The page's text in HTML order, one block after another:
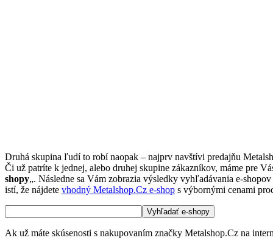
Druhá skupina ľudí to robí naopak – najprv navštívi predajňu
Či už patríte k jednej, alebo druhej skupine zákazníkov, máme pre
shopy„. Následne sa Vám zobrazia výsledky vyhľadávania e-
istí, že nájdete vhodný Metalshop.Cz e-shop s výbornými cenami
Ak už máte skúsenosti s nakupovaním značky Metalshop.Cz na